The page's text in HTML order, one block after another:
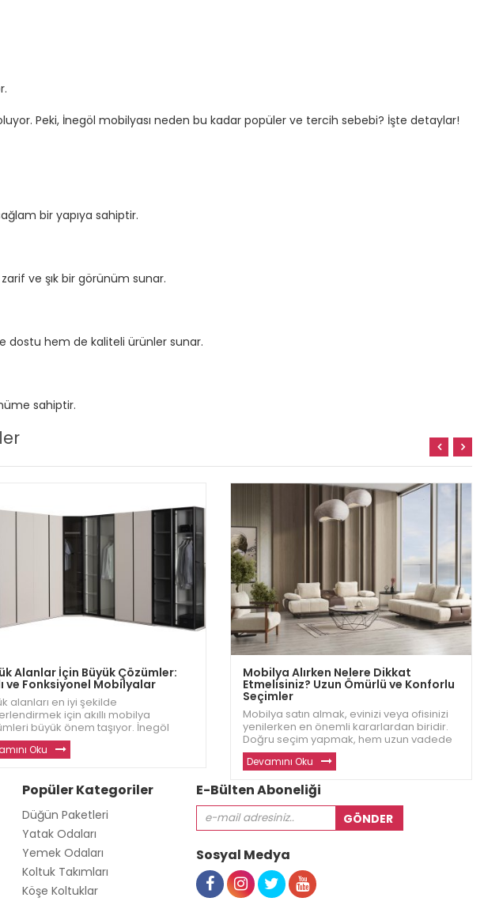
Peki, İnegöl mobilyası neden bu kadar popüler ve tercih sebebi? İşte detaylar!
bir yapıya sahiptir.
ve şık bir görünüm sunar.
dostu hem de kaliteli ürünler sunar.
sahiptir.
Alanlar İçin Büyük Çözümler:
ve Fonksiyonel Mobilyalar
alanları en iyi şekilde
için akıllı mobilya
büyük önem taşıyor. İnegöl
dar alanlar için şık, konforlu ve
mobilyalar sunarak evinizde
Oku
Mobilya Alırken Nelere Dikkat
Etmelisiniz? Uzun Ömürlü ve Konforlu
Seçimler
Mobilya satın almak, evinizi veya ofisinizi
yenilerken en önemli kararlardan biridir.
Doğru seçim yapmak, hem uzun vadede
konfor hem de estetik açısından büyük bir
fark yaratır. İnegöl Dizayn olarak,
seçebilmesi için di
Devamını Oku
Popüler Kategoriler
Düğün Paketleri
Yatak Odaları
Yemek Odaları
Koltuk Takımları
Köşe Koltuklar
E-Bülten Aboneliği
Sosyal Medya